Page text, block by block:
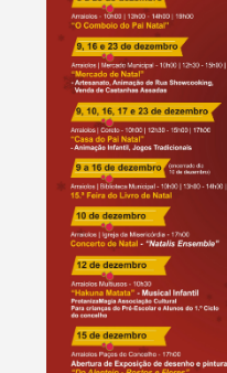
Termo de Pesquisa